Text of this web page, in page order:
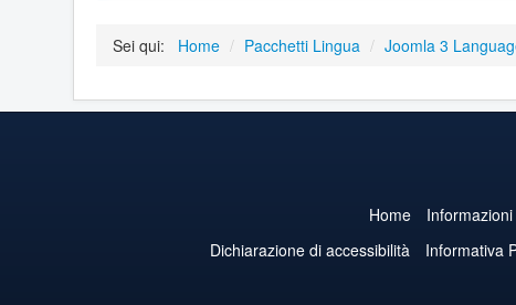
Sei qui: Home / Pacchetti Lingua / Joomla 3
Home Informazioni
Dichiarazione di accessibilità
Informativa